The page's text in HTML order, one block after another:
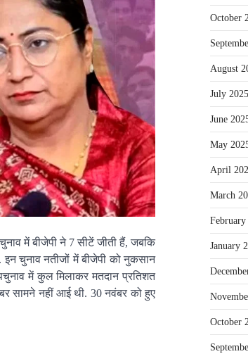
में बीजेपी ने 7 सीटें जीती हैं, जबकि
इन चुनाव नतीजों में बीजेपी को नुकसान
में कुल मिलाकर मतदान प्रतिशत
सामने नहीं आई थी. 30 नवंबर को हुए
October
August
July 2025
June
May
April
March
February
January
October